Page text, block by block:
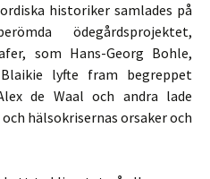
historiker samlades på
ödegårdsprojektet,
som Hans-Georg Bohle,
lyfte fram begreppet
de Waal och andra lade
hälsokrisernas orsaker och